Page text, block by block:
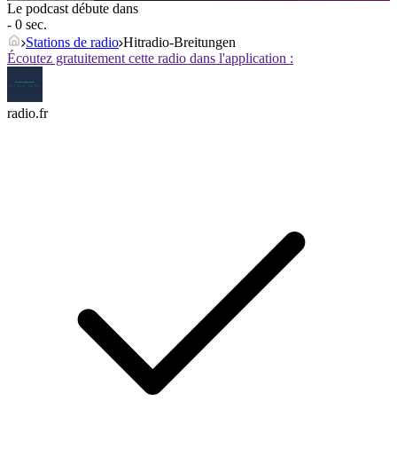
Le podcast débute dans
- 0 sec.
Stations de radio Hitradio-Breitungen
Écoutez gratuitement cette radio dans l'application :
radio.fr